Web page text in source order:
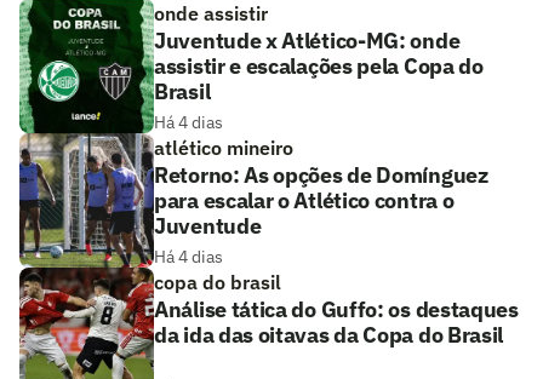
onde assistir
Juventude x Atlético-MG: onde
assistir e escalações pela Copa do
Brasil
Há 4 dias
atlético mineiro
Retorno: As opções de Domínguez
para escalar o Atlético contra o
Juventude
Há 4 dias
copa do brasil
Análise tática do Guffo: os destaques
da ida das oitavas da Copa do Brasil